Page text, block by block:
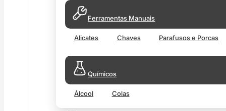
Ferramentas Manuais
Alicates Chaves Parafusos e Porcas
Químicos
Álcool Colas